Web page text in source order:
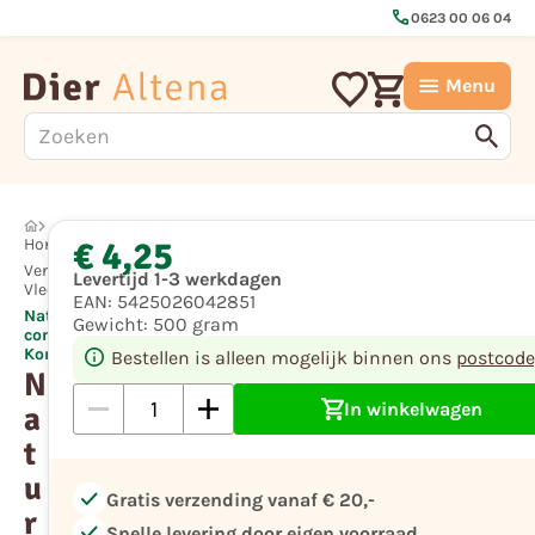
call0623 00 06 04
Menu
Hond
Vers
Vlees
Naturis
compleet
Konijn
N
a
t
u
r
€ 4,25
Levertijd 1-3 werkdagen
EAN: 5425026042851
Gewicht: 500 gram
Bestellen is alleen mogelijk binnen ons
In winkelwagen
check Gratis verzending vanaf € 20,-